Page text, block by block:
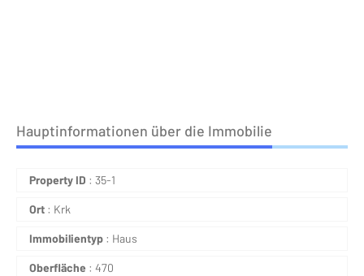
Hauptinformationen über die Immobilie
Property ID : 35-1
Ort : Krk
Immobilientyp : Haus
Oberfläche : 470